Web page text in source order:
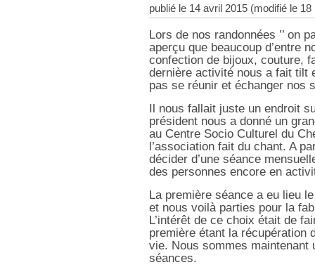
publié le 14 avril 2015 (modifié le
Lors de nos randonnées ’’ on
aperçu que beaucoup d’entre
confection de bijoux, couture,
dernière activité nous a fait tilt
pas se réunir et échanger nos
Il nous fallait juste un endroit
président nous a donné un
au Centre Socio Culturel du
l’association fait du chant. A
décider d’une séance
des personnes encore en
La première séance a eu lieu
et nous voilà parties pour la
L’intérêt de ce choix était de
première étant la récupération
vie. Nous sommes maintenant
séances.